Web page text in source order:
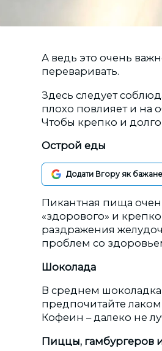
А ведь это очень
переваривать.
Здесь следует
плохо повлияет и на
Чтобы крепко и
Острой еды
Додати Вгору як
Пикантная пища
«здорового» и
раздражения
проблем со
Шоколада
В среднем
предпочитайте
Кофеин – далеко не
Пиццы, гамбургеров